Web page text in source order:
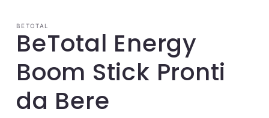
finestra
modale
BETOTAL
BeTotal Energy
Boom Stick Pronti
da Bere